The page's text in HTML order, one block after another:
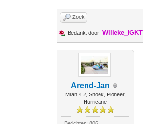
Zoek
Bedankt door: Willeke_IGKT
Arend-Jan
Milan 4.2, Snoek, Pioneer,
Hurricane